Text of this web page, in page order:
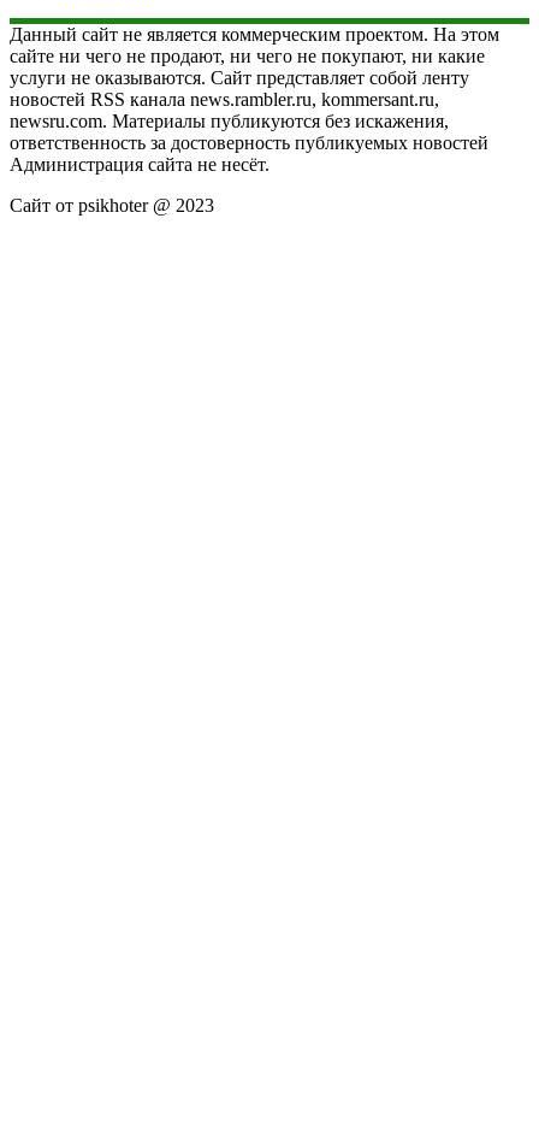
Данный сайт не является коммерческим проектом. На этом
сайте ни чего не продают, ни чего не покупают, ни какие
услуги не оказываются. Сайт представляет собой ленту
новостей RSS канала news.rambler.ru, kommersant.ru,
newsru.com. Материалы публикуются без искажения,
ответственность за достоверность публикуемых новостей
Администрация сайта не несёт.
Сайт от psikhoter @ 2023